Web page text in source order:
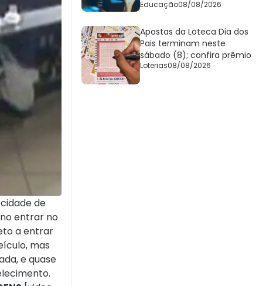
de
entrar no
a entrar
mas
e quase
Educação08/08/2026
Apostas da Loteca Dia dos
Pais terminam neste
sábado (8); confira prêmio
Loterias08/08/2026